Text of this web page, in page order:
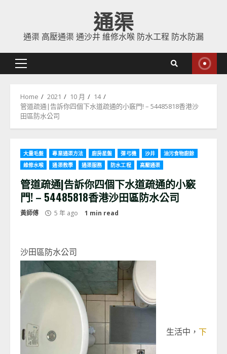
content
通渠
通渠 高壓通渠 通沙井 維修水喉 防水工程 防水防漏
Primary
Home 2021 10 月
14
管道疏通|告訴你四個下水道疏通的小竅門! – 54485818香港沙
田區防水公司
大量毛髮 專業通渠方法 廚房星盤 彈弓機 沙井
油污食物廚餘
維修水喉
通渠教學 通渠服務 防水工程 高壓通渠
管道疏通|告訴你四個下水道疏通的小竅
門! – 54485818香港沙田區防水公司
黃師傅 5 年 ago 1 min read
沙田區防水公司
生活中， 下